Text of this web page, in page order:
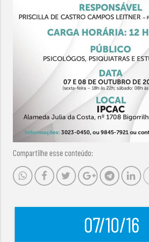
Compartilhe esse conteúdo:
07/10/16